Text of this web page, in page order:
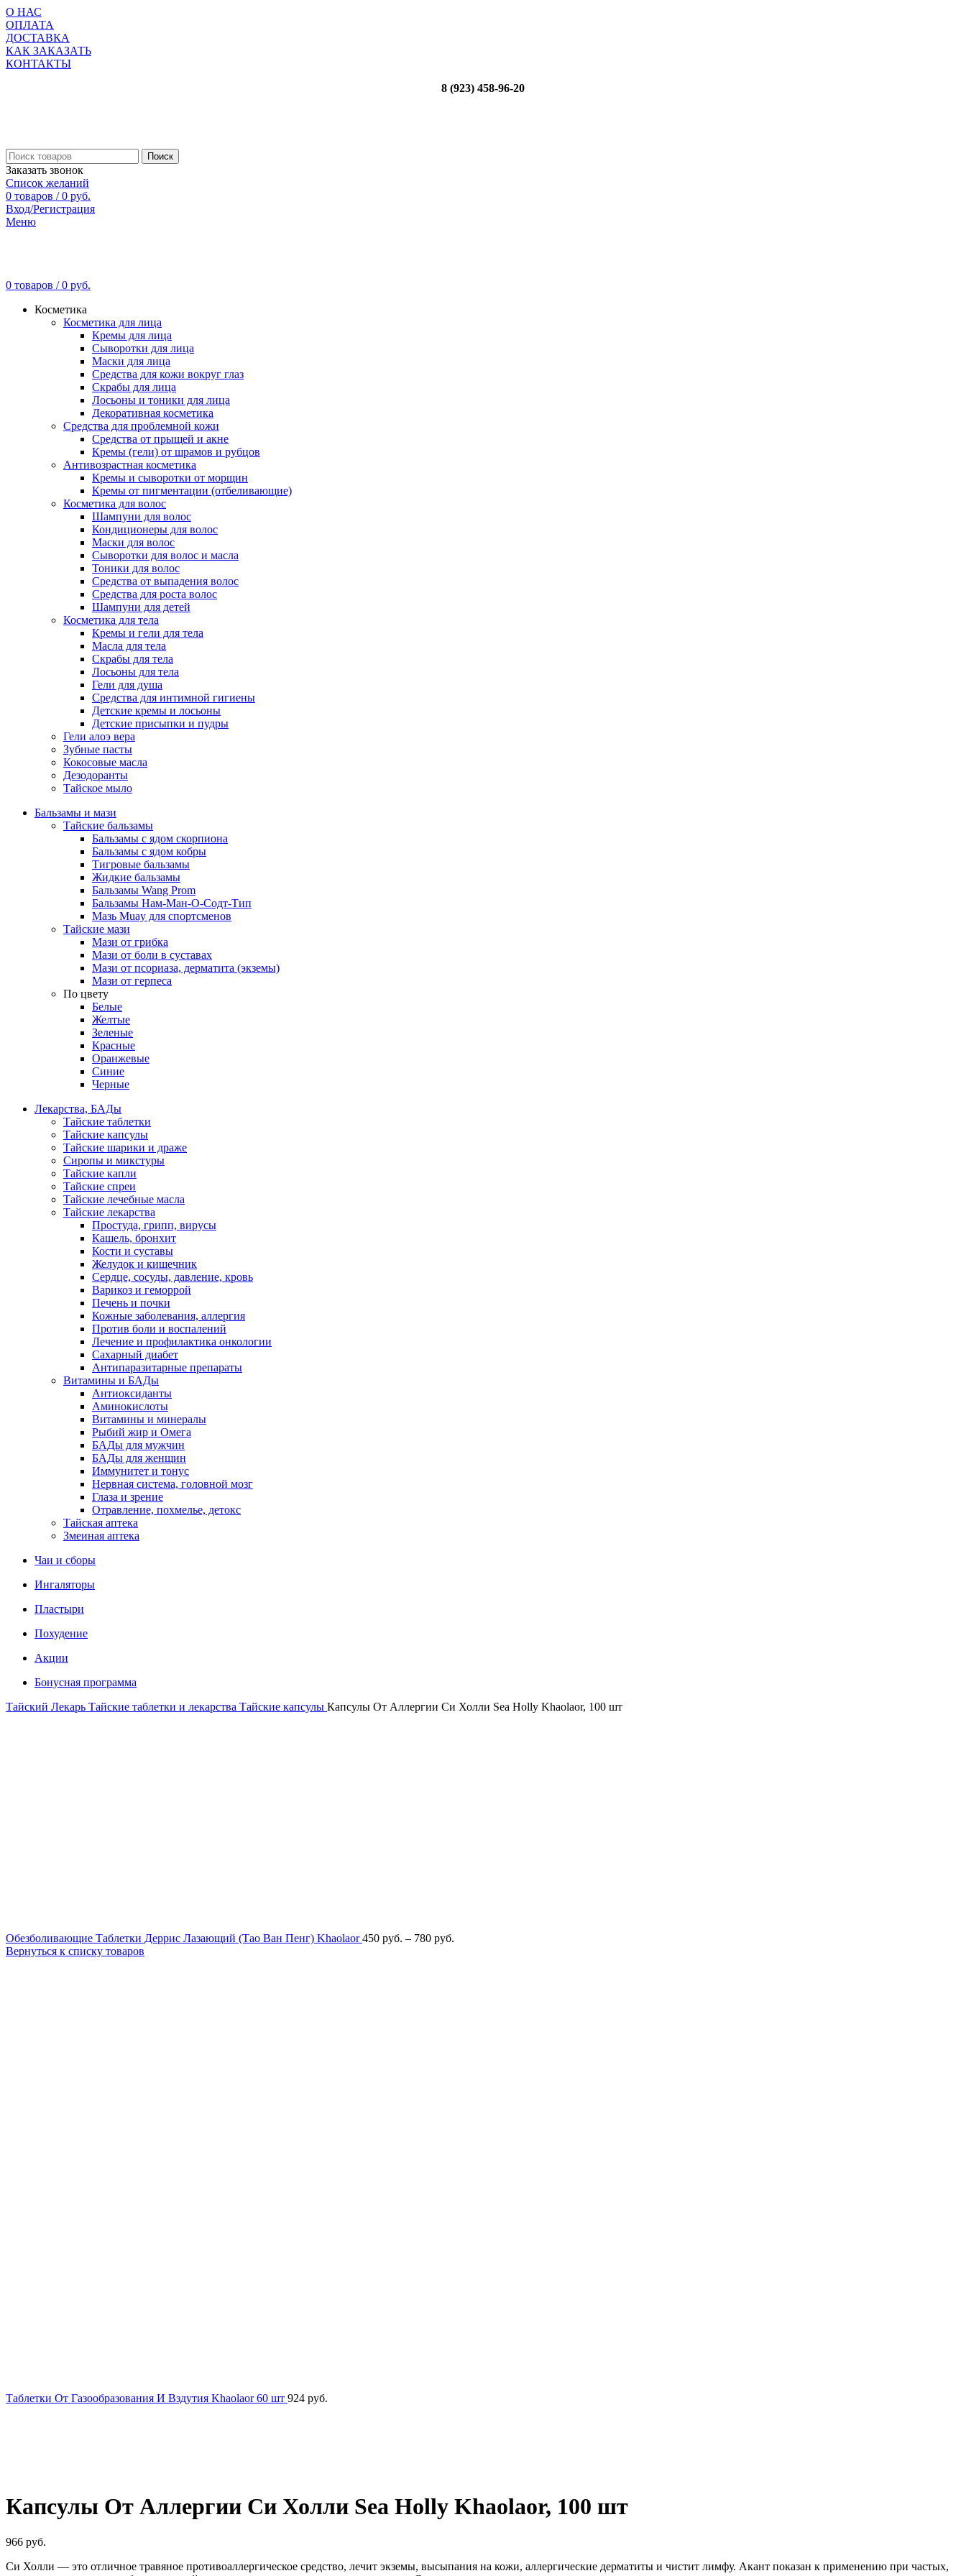
О НАС
ОПЛАТА
ДОСТАВКА
КАК ЗАКАЗАТЬ
КОНТАКТЫ
8 (923) 458-96-20
Поиск
Заказать звонок
Список желаний
0 товаров / 0 руб.
Вход/Регистрация
Меню
0 товаров / 0 руб.
Косметика
Косметика для лица
Кремы для лица
Сыворотки для лица
Маски для лица
Средства для кожи вокруг глаз
Скрабы для лица
Лосьоны и тоники для лица
Декоративная косметика
Средства для проблемной кожи
Средства от прыщей и акне
Кремы (гели) от шрамов и рубцов
Антивозрастная косметика
Кремы и сыворотки от морщин
Кремы от пигментации (отбеливающие)
Косметика для волос
Шампуни для волос
Кондиционеры для волос
Маски для волос
Сыворотки для волос и масла
Тоники для волос
Средства от выпадения волос
Средства для роста волос
Шампуни для детей
Косметика для тела
Кремы и гели для тела
Масла для тела
Скрабы для тела
Лосьоны для тела
Гели для душа
Средства для интимной гигиены
Детские кремы и лосьоны
Детские присыпки и пудры
Гели алоэ вера
Зубные пасты
Кокосовые масла
Дезодоранты
Тайское мыло
Бальзамы и мази
Тайские бальзамы
Бальзамы с ядом скорпиона
Бальзамы с ядом кобры
Тигровые бальзамы
Жидкие бальзамы
Бальзамы Wang Prom
Бальзамы Нам-Ман-О-Содт-Тип
Мазь Muay для спортсменов
Тайские мази
Мази от грибка
Мази от боли в суставах
Мази от псориаза, дерматита (экземы)
Мази от герпеса
По цвету
Белые
Желтые
Зеленые
Красные
Оранжевые
Синие
Черные
Лекарства, БАДы
Тайские таблетки
Тайские капсулы
Тайские шарики и драже
Сиропы и микстуры
Тайские капли
Тайские спреи
Тайские лечебные масла
Тайские лекарства
Простуда, грипп, вирусы
Кашель, бронхит
Кости и суставы
Желудок и кишечник
Сердце, сосуды, давление, кровь
Варикоз и геморрой
Печень и почки
Кожные заболевания, аллергия
Против боли и воспалений
Лечение и профилактика онкологии
Сахарный диабет
Антипаразитарные препараты
Витамины и БАДы
Антиоксиданты
Аминокислоты
Витамины и минералы
Рыбий жир и Омега
БАДы для мужчин
БАДы для женщин
Иммунитет и тонус
Нервная система, головной мозг
Глаза и зрение
Отравление, похмелье, детокс
Тайская аптека
Змеиная аптека
Чаи и сборы
Ингаляторы
Пластыри
Похудение
Акции
Бонусная программа
Тайский Лекарь Тайские таблетки и лекарства Тайские капсулы Капсулы От Аллергии Си Холли Sea Holly Khaolaor, 100 шт
Обезболивающие Таблетки Деррис Лазающий (Тао Ван Пенг) Khaolaor450 руб. – 780 руб.
Вернуться к списку товаров
Таблетки От Газообразования И Вздутия Khaolaor 60 шт 924 руб.
Капсулы От Аллергии Си Холли Sea Holly Khaolaor, 100 шт
966 руб.
Си Холли — это отличное травяное противоаллергическое средство, лечит экземы, высыпания на кожи, аллергические дерматиты и чистит лимфу. Акант показан к применению при частых,